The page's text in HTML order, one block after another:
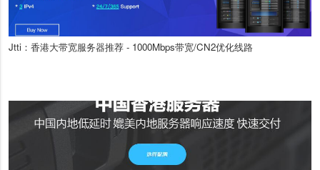
Jtti：香港大带宽服务器推荐 - 1000Mbps带宽/CN2优化线路